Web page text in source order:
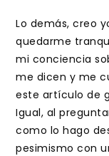
Lo demás, creo
quedarme
mi conciencia
me dicen y me
este artículo de
Igual, al
como lo hago
pesimismo con